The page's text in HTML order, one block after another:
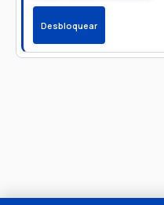
Desbloquear